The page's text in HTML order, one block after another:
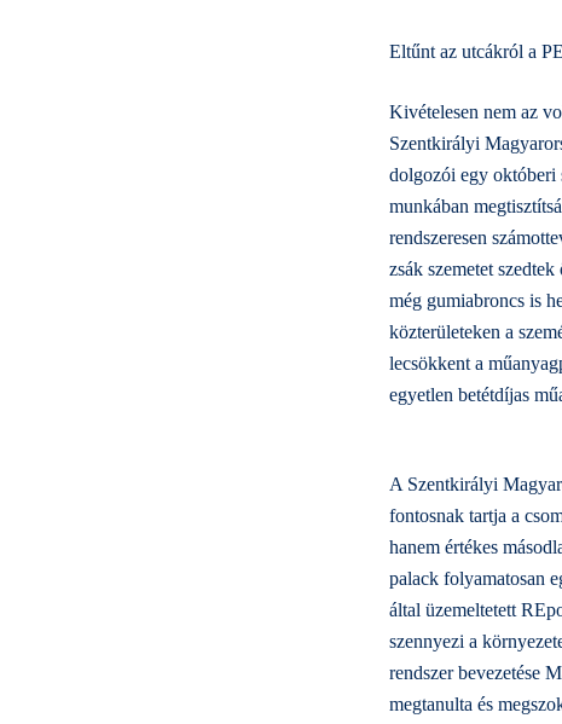
Eltűnt az utcákról a
Kivételesen nem az
Szentkirályi
dolgozói egy októberi
munkában
rendszeresen
zsák szemetet
még gumiabroncs is
közterületeken a
lecsökkent a
egyetlen betétdíjas
A Szentkirályi
fontosnak tartja a
hanem értékes
palack folyamatosan
által üzemeltetett
szennyezi a
rendszer bevezetése
megtanulta és